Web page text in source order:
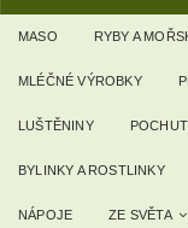
MASO RYBY A
MLÉČNÉ VÝROBKY
LUŠTĚNINY
BYLINKY A ROSTLINKY
NÁPOJE ZE SVĚTA